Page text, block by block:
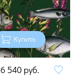
Купить
6 540 руб.